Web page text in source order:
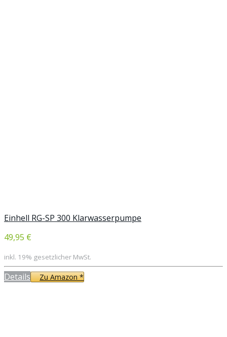
Einhell RG-SP 300 Klarwasserpumpe
49,95 €
inkl. 19% gesetzlicher MwSt.
Details Zu Amazon *